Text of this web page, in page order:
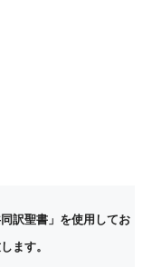
訳聖書」を使用してお
ます。